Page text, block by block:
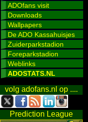
ADOfans visit
Downloads
Wallpapers
De ADO Kassahuisjes
Zuiderparkstadion
Foreparkstadion
Weblinks
ADOSTATS.NL
volg adofans.nl op ....
Prediction League